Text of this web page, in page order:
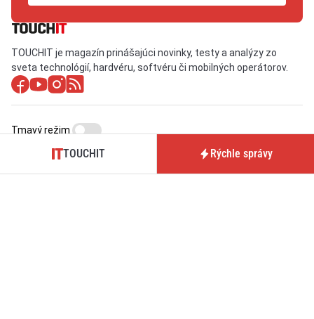
TOUCHIT je magazín prinášajúci novinky, testy a analýzy zo
sveta technológií, hardvéru, softvéru či mobilných operátorov.
O nás / Kontakt
Predplatné časopisu
Tmavý režim
TOUCHIT Rýchle správy